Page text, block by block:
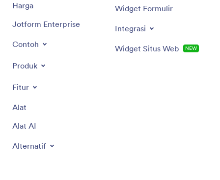
Harga
Jotform Enterprise
Contoh
Produk
Fitur
Alat
Alat AI
Alternatif
Widget Formulir
Integrasi
Widget Situs Web NEW